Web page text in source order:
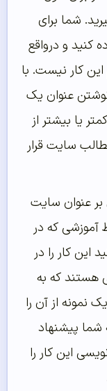
شما برای
کنید و درواقع
کار نیست. با
عنوان یک
یا بیشتر از
سایت قرار
بر عنوان سایت
آموزشی که در
این کار را در
هستند که به
نمونه از آن را
شما پیشنهاد
این کار را